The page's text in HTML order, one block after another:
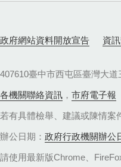
政府網站資料開放宣告 資
407610臺中市西屯區臺灣大道
各機關聯絡資訊 ， 市府電子報
若有具體檢舉、建議或陳情案
辦公日期： 政府行政機關辦公
請使用最新版Chrome、